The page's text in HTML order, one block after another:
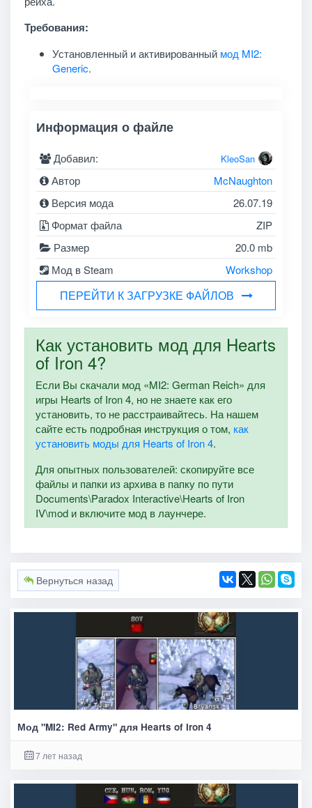
Требования:
Установленный и активированный мод MI2:
Generic.
Информация о файле
Добавил: KleoSan
Автор
McNaughton
Версия мода
26.07.19
Формат файла
ZIP
Размер
20.0 mb
Мод в Steam
Workshop
ПЕРЕЙТИ К ЗАГРУЗКЕ ФАЙЛОВ
Как установить мод для Hearts
of Iron 4?
Если Вы скачали мод «MI2: German Reich» для
игры Hearts of Iron 4, но не знаете как его
установить, то не расстраивайтесь. На нашем
сайте есть подробная инструкция о том, как
установить моды для Hearts of Iron 4.
Для опытных пользователей: скопируйте все
файлы и папки из архива в папку по пути
Documents\Paradox Interactive\Hearts of Iron
IV\mod и включите мод в лаунчере.
Вернуться назад
Мод "MI2: Red Army" для Hearts of Iron 4
7 лет назад